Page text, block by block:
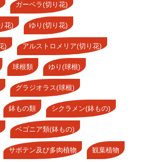
ガーベラ(切り花)
花) ゆり(切り花)
) アルストロメリア(切り花)
球根類 ゆり(球根)
グラジオラス(球根)
鉢もの類 シクラメン(鉢もの)
ベゴニア類(鉢もの)
サボテン及び多肉植物 観葉植物